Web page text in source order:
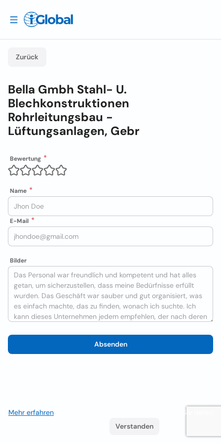
Zurück
Bella Gmbh Stahl- U.
Blechkonstruktionen
Rohrleitungsbau -
Lüftungsanlagen, Gebr
Bewertung
Name
E-Mail
Bilder
Absenden
Mehr erfahren . Wenn Sie weiterhin surfen, akzeptieren Sie deren
Verstanden